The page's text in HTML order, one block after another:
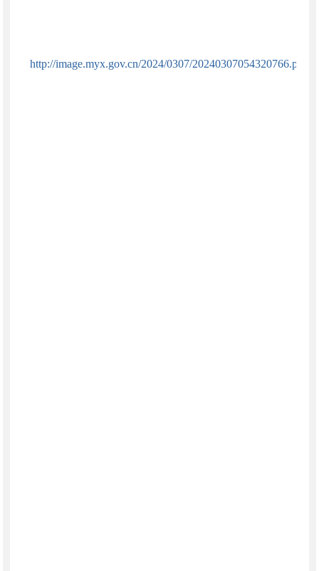
http://image.myx.gov.cn/2024/0307/20240307054320766.pdf